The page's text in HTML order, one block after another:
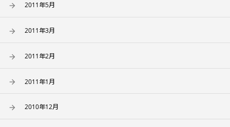
2011年5月
2011年3月
2011年2月
2011年1月
2010年12月